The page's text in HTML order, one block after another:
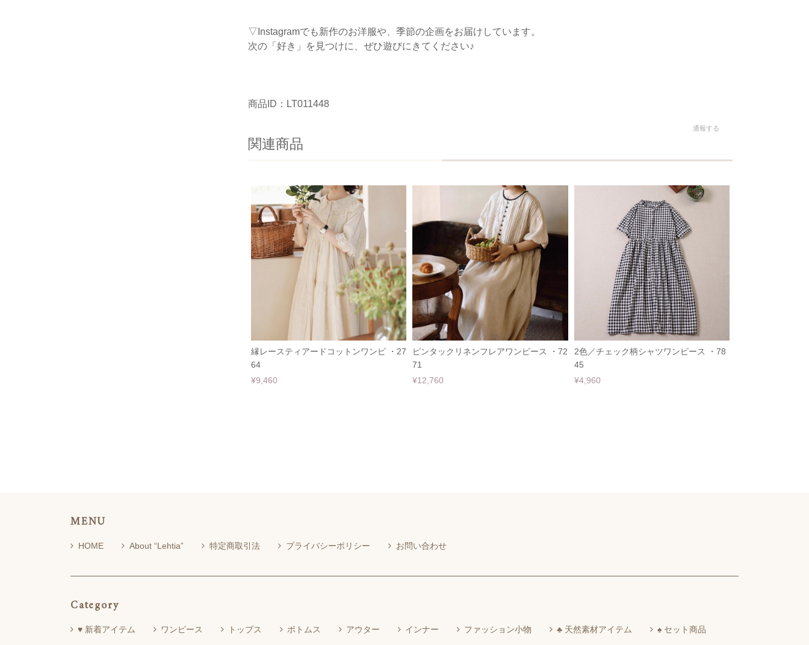
▽Instagramでも新作のお洋服や、季節の企画をお届けしています。
次の「好き」を見つけに、ぜひ遊びにきてください♪
商品ID：LT011448
通報する
関連商品
縁レースティアードコットンワンピ ・27
64
¥9,460
ピンタックリネンフレアワンピース ・72
71
¥12,760
2色／チェック柄シャツワンピース ・78
45
¥4,960
MENU
HOME About “Lehtia” 特定商取引法 プライバシーポリシー お問い合わせ
Category
♥ 新着アイテム ワンピース トップス ボトムス アウター インナー ファッション小物 ♣ 天然素材アイテム ♠ セット商品